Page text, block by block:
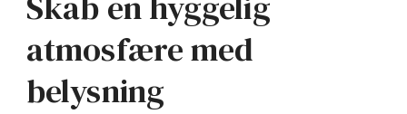
atmosfære med
belysning